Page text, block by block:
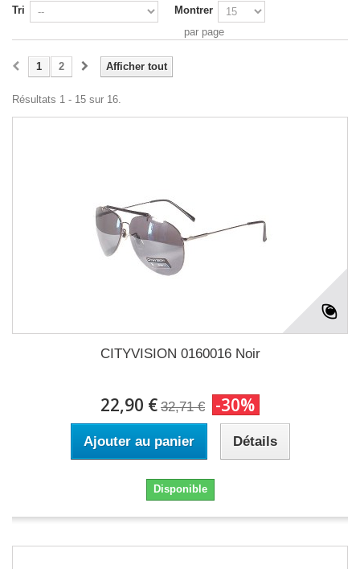
Tri
Montrer
par page
Afficher tout
1 2
Résultats 1 - 15 sur 16.
CITYVISION 0160016 Noir
22,90 € 32,71 € -30%
Ajouter au panier Détails
Disponible